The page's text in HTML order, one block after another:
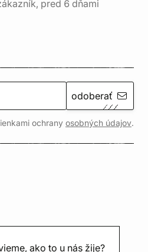
ako to u nás žije?
pred 6 dňami
odoberať
ochrany osobných údajov.